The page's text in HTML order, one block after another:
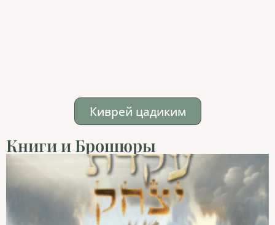
Киврей цадиким
Книги и Брошюры